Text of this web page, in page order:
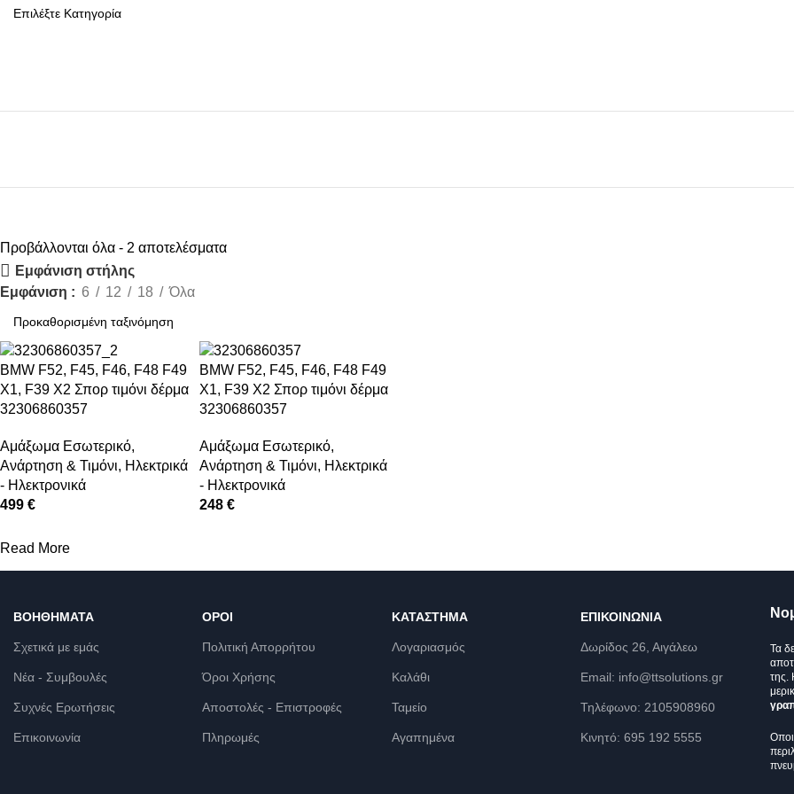
Upholstered chair
Discount 10%
Shop Now
Προβάλλονται όλα - 2 αποτελέσματα
Εμφάνιση στήλης
Εμφάνιση
6 12 18 Όλα
BMW F52, F45, F46, F48 F49
X1, F39 X2 Σπορ τιμόνι δέρμα
32306860357
Αμάξωμα Εσωτερικό,
Ανάρτηση & Τιμόνι, Ηλεκτρικά
- Ηλεκτρονικά
499 €
BMW F52, F45, F46, F48 F49
X1, F39 X2 Σπορ τιμόνι δέρμα
32306860357
Αμάξωμα Εσωτερικό,
Ανάρτηση & Τιμόνι, Ηλεκτρικά
- Ηλεκτρονικά
248 €
Read More
ΒΟΗΘΉΜΑΤΑ
Σχετικά με εμάς
Νέα - Συμβουλές
Συχνές Ερωτήσεις
Επικοινωνία
ΌΡΟΙ
Πολιτική Απορρήτου
Όροι Χρήσης
Αποστολές - Επιστροφές
Πληρωμές
ΚΑΤΆΣΤΗΜΑ
Λογαριασμός
Καλάθι
Ταμείο
Αγαπημένα
ΕΠΙΚΟΙΝΩΝΊΑ
Δωρίδος 26, Αιγάλεω
Email: info@ttsolutions.gr
Τηλέφωνο: 2105908960
Κινητό: 695 192 5555
Τα
της.